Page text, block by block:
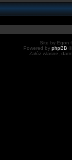
Site by Egon
Powered by phpBB
Załóż własne,